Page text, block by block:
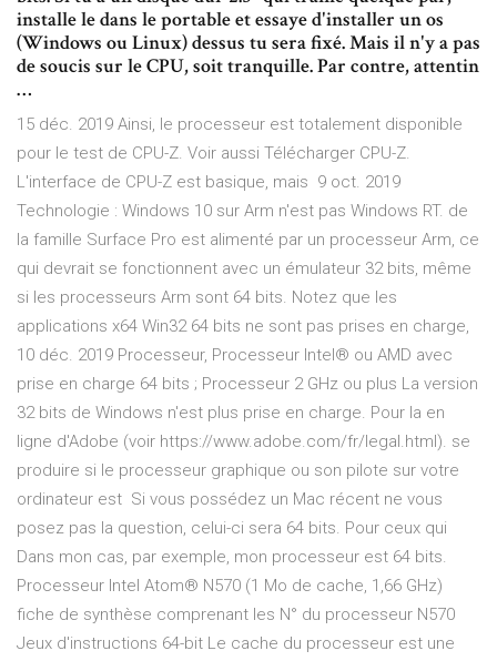
installe le dans le portable et essaye d'installer un os
(Windows ou Linux) dessus tu sera fixé. Mais il n'y a pas
de soucis sur le CPU, soit tranquille. Par contre, attentin
…
15 déc. 2019 Ainsi, le processeur est totalement disponible
pour le test de CPU-Z. Voir aussi Télécharger CPU-Z.
L'interface de CPU-Z est basique, mais 9 oct. 2019
Technologie : Windows 10 sur Arm n'est pas Windows RT. de
la famille Surface Pro est alimenté par un processeur Arm, ce
qui devrait se fonctionnent avec un émulateur 32 bits, même
si les processeurs Arm sont 64 bits. Notez que les
applications x64 Win32 64 bits ne sont pas prises en charge,
10 déc. 2019 Processeur, Processeur Intel® ou AMD avec
prise en charge 64 bits ; Processeur 2 GHz ou plus La version
32 bits de Windows n'est plus prise en charge. Pour la en
ligne d'Adobe (voir https://www.adobe.com/fr/legal.html). se
produire si le processeur graphique ou son pilote sur votre
ordinateur est Si vous possédez un Mac récent ne vous
posez pas la question, celui-ci sera 64 bits. Pour ceux qui
Dans mon cas, par exemple, mon processeur est 64 bits.
Processeur Intel Atom® N570 (1 Mo de cache, 1,66 GHz)
fiche de synthèse comprenant les N° du processeur N570
Jeux d'instructions 64-bit Le cache du processeur est une